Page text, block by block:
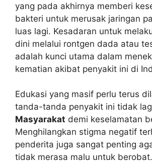
yang pada akhirnya memberi
bakteri untuk merusak jaringan
luas lagi. Kesadaran untuk
dini melalui rontgen dada atau
adalah kunci utama dalam
kematian akibat penyakit ini di
Edukasi yang masif perlu terus
tanda-tanda penyakit ini tidak
Masyarakat demi keselamatan
Menghilangkan stigma negatif
penderita juga sangat penting
tidak merasa malu untuk